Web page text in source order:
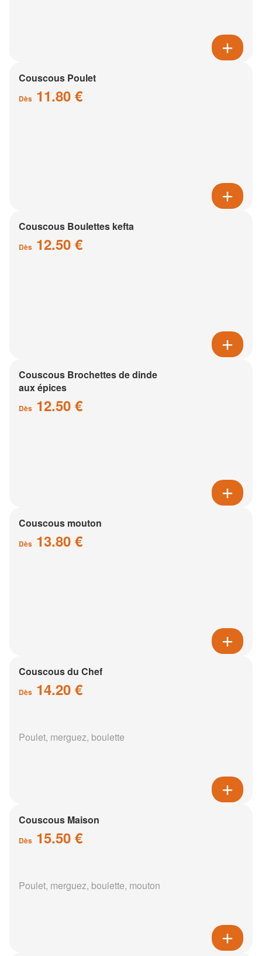
Couscous Poulet
Dès 11.80 €
Couscous Boulettes kefta
Dès 12.50 €
Couscous Brochettes de dinde
aux épices
Dès 12.50 €
Couscous mouton
Dès 13.80 €
Couscous du Chef
Dès 14.20 €
Poulet, merguez, boulette
Couscous Maison
Dès 15.50 €
Poulet, merguez, boulette, mouton